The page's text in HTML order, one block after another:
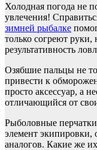
Холодная погода не
увлечения!
зимней рыбалке
только согреют руки,
результативность
Озябшие пальцы не
привести к
просто аксессуар, а
отличающийся от
Рыболовные
элемент экипировки,
аналогов. Какие же